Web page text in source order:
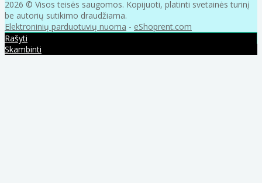
2026 © Visos teisės saugomos. Kopijuoti, platinti svetainės turinį
be autorių sutikimo draudžiama.
Elektroninių parduotuvių nuoma - eShoprent.com
Rašyti
Skambinti